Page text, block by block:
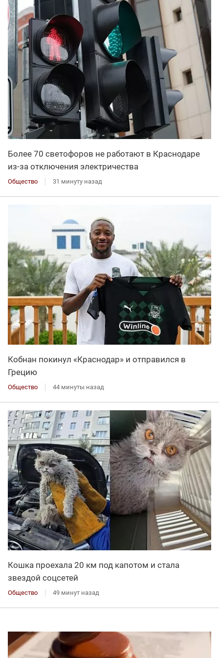
Более 70 светофоров не работают в Краснодаре
из-за отключения электричества
Общество 31 минуту назад
Кобнан покинул «Краснодар» и отправился в
Грецию
Общество 44 минуты назад
Кошка проехала 20 км под капотом и стала
звездой соцсетей
Общество 49 минут назад